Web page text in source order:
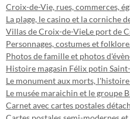
Croix-de-Vie, rues, commerces,
La plage, le casino et la corniche
Villas de Croix-de-VieLe port de
Personnages, costumes et
Photos de famille et photos
Histoire magasin Félix potin
Le monument aux morts, l'histoire
Le musée maraichin et le groupe
Carnet avec cartes postales